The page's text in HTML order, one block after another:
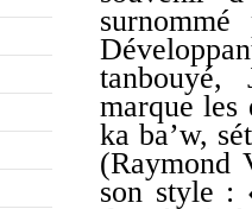
marque
ka ba’w,
(Raymond
son style :